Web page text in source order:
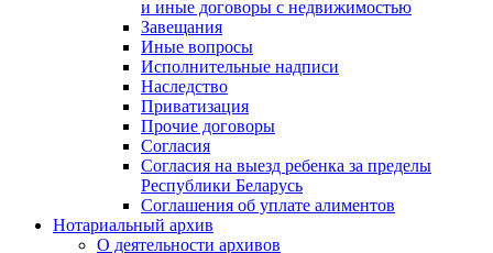
и иные договоры с недвижимостью
Завещания
Иные вопросы
Исполнительные надписи
Наследство
Приватизация
Прочие договоры
Согласия
Согласия на выезд ребенка за пределы
Республики Беларусь
Соглашения об уплате алиментов
Нотариальный архив
О деятельности архивов